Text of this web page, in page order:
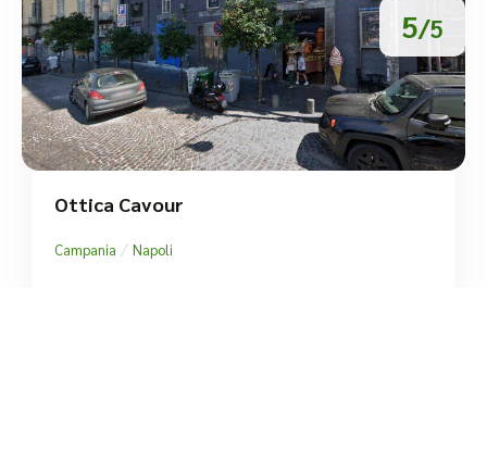
5/5
Ottica Cavour
Campania / Napoli